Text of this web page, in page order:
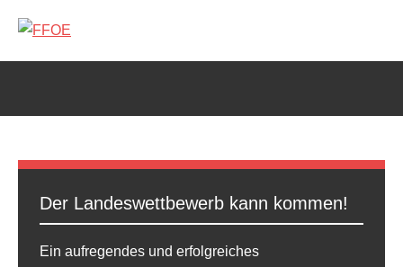
Inhalt
springen
FFOE
Der Landeswettbewerb kann kommen!
Ein aufregendes und erfolgreiches